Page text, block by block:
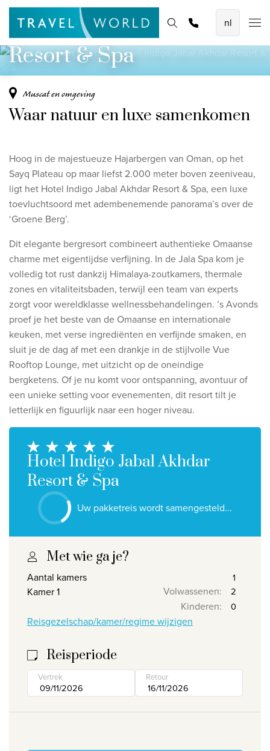
De mooiste vliegvakanties
Baoase Luxury Resort Curaçao
Lux* Grand Baie Resort Mauritius
Bekijk alle vliegvakanties
8-daagse Emiraten Ontdekkingsreis
Fly & Drive - Kleuren van Yucatan
Ontdekking Sri Lanka
Bekijk alle rondreizen
Ontdek onze thema's
Huwelijksreis
Adults only
Luxury
Bekijk alle thema's
De beste aanbiedingen
IKYK Malta
Dhigali Resort Maldives
SALT of Palmar Mauritius
Bekijk alle promoties
Over Travelworld
Wie zijn wij
Waarom Travelworld
Onze bestemmingen
Contacteer ons
Nuttige links
Vacatures
Homepage Bestemmingen Thema's Promoties
Offerte aanvragen
Bergen, zon en sereniteit
Hotel Indigo Jabal Akhdar
Resort & Spa
Muscat en omgeving
Waar natuur en luxe samenkomen
Hoog in de majestueuze Hajarbergen van Oman, op het
Sayq Plateau op maar liefst 2.000 meter boven zeeniveau,
ligt het Hotel Indigo Jabal Akhdar Resort & Spa, een luxe
toevluchtsoord met adembenemende panorama’s over de
‘Groene Berg’.
Dit elegante bergresort combineert authentieke Omaanse
charme met eigentijdse verfijning. In de Jala Spa kom je
volledig tot rust dankzij Himalaya-zoutkamers, thermale
zones en vitaliteitsbaden, terwijl een team van experts
zorgt voor wereldklasse wellnessbehandelingen. ’s Avonds
proef je het beste van de Omaanse en internationale
keuken, met verse ingrediënten en verfijnde smaken, en
sluit je de dag af met een drankje in de stijlvolle Vue
Rooftop Lounge, met uitzicht op de oneindige
bergketens. Of je nu komt voor ontspanning, avontuur of
een unieke setting voor evenementen, dit resort tilt je
letterlijk en figuurlijk naar een hoger niveau.
Hotel Indigo Jabal Akhdar
Resort & Spa
Uw pakketreis wordt samengesteld...
Met wie ga je?
Aantal kamers
Kamer 1
Volwassenen:
Kinderen:
Reisgezelschap/kamer/regime wijzigen
Reisperiode
Vertrek Retour